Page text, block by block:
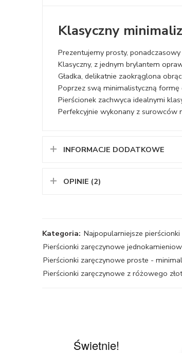
Klasyczny
Prezentujemy prosty,
Klasyczny, z jednym brylantem
Gładka, delikatnie zaokrąglona
Poprzez swą minimalistyczną
Pierścionek zachwyca idealnymi
Perfekcyjnie wykonany z surowców
INFORMACJE DODATKOWE
OPINIE (2)
Kategoria: Najpopularniejsze
Pierścionki zaręczynowe
Pierścionki zaręczynowe proste -
Pierścionki zaręczynowe z różowego
Świetnie!